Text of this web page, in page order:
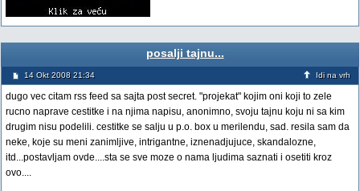
posalji tajnu...
14 Okt 2008 21:34 Idi na vrh
dugo vec citam rss feed sa sajta post secret. "projekat" kojim oni koji to zele
rucno naprave cestitke i na njima napisu, anonimno, svoju tajnu koju ni sa kim
drugim nisu podelili. cestitke se salju u p.o. box u merilendu, sad. resila sam da
neke, koje su meni zanimljive, intrigantne, iznenadjujuce, skandalozne,
itd...postavljam ovde....sta se sve moze o nama ljudima saznati i osetiti kroz
ovo....